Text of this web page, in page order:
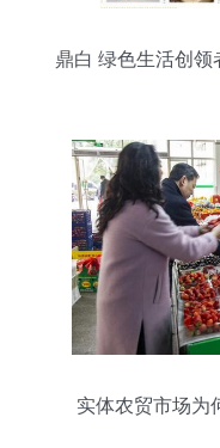
鼎白 绿色生活创
实体农贸市场为